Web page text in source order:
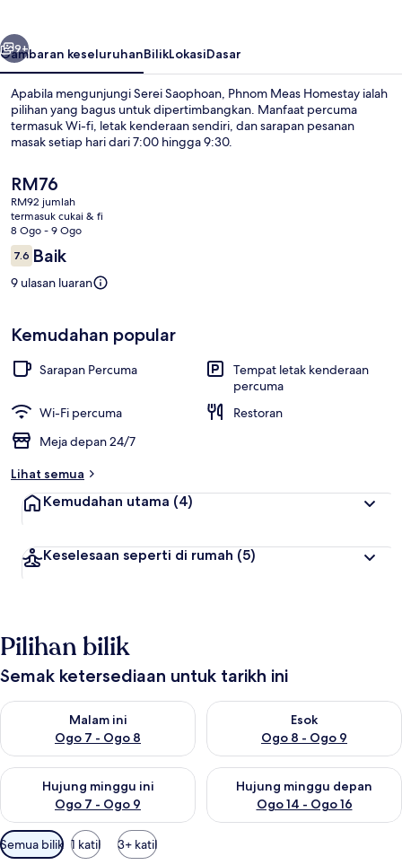
Seterusnya
9+
Gambaran keseluruhanBilikLokasiDasar
Apabila mengunjungi Serei Saophoan, Phnom Meas Homestay ialah
pilihan yang bagus untuk dipertimbangkan. Manfaat percuma
termasuk Wi-fi, letak kenderaan sendiri, dan sarapan pesanan
masak setiap hari dari 7:00 hingga 9:30.
Harga
semasa
ialah
RM76
RM76
RM92 jumlah
termasuk cukai & fi
8 Ogo - 9 Ogo
Ulasan
7.67.6 daripada 10
Baik
9 ulasan luaran
Kemudahan popular
Sarapan Percuma
Tempat letak kenderaan
percuma
Wi-Fi percuma
Restoran
Meja depan 24/7
Lihat semua
Kemudahan utama (4)
Keselesaan seperti di rumah (5)
Pilihan bilik
Semak ketersediaan untuk tarikh ini
Malam ini
Ogo 7 - Ogo 8
Semak ketersediaan untuk malam ini Ogo 7 - Ogo 8
Esok
Ogo 8 - Ogo 9
Semak ketersediaan untuk
Hujung minggu ini
Ogo 7 - Ogo 9
Semak ketersediaan untuk hujung minggu ini Ogo 7 - Ogo 9
Hujung minggu depan
Ogo 14 - Ogo 16
Semak ketersediaan untuk
Penapis
yang
Semua bilik 1 katil 3+ katil